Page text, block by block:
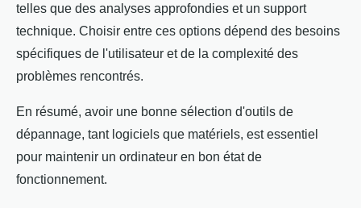
telles que des analyses approfondies et un support
technique. Choisir entre ces options dépend des besoins
spécifiques de l'utilisateur et de la complexité des
problèmes rencontrés.
En résumé, avoir une bonne sélection d'outils de
dépannage, tant logiciels que matériels, est essentiel
pour maintenir un ordinateur en bon état de
fonctionnement.